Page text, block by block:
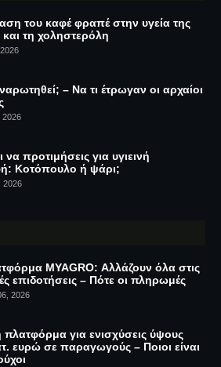
του καφέ φραπέ στην υγεία της
και τη χοληστερόλη
– Να τι έτρωγαν οι αρχαίοι
2026
να προτιμήσεις για υγιεινή
Κοτόπουλο ή ψάρι;
2026
MYAGRO: Αλλάζουν όλα στις
επιδοτήσεις – Πότε οι πληρωμές
2026
πλατφόρμα για ενισχύσεις ύψους
ευρώ σε παραγωγούς – Ποιοι είναι